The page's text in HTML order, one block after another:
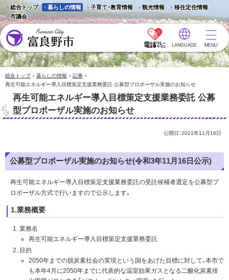
総合トップ 暮らしの情報 子育て・教育情報 観光情報
移住定住情報
市議会
富良野市 - Frano City
LANGUAGE MENU
総合トップ › 暮らしの情報 › 記事 ›
再生可能エネルギー導入目標策定支援業務委託 公募型プロポーザル実施のお知らせ
再生可能エネルギー導入目標策定支援業務委託 公募
型プロポーザル実施のお知らせ
公開日：2021年11月16日
公募型プロポーザル実施のお知らせ(令和3年11月16日公示)
再生可能エネルギー導入目標策定支援業務委託の受託候補者選定を公募型プ
ロポーザル方式で行いますので公示します。
1.業務概要
業務名
再生可能エネルギー導入目標策定支援業務委託
目的
2050年までの脱炭素社会の実現という国をあげた目標に対して、本市で
も本年4月に2050年までに代表的な温室効果ガスとなる二酸化炭素排